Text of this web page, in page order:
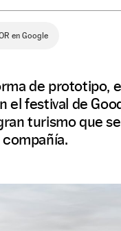
en Google
de prototipo,
el festival de
turismo que